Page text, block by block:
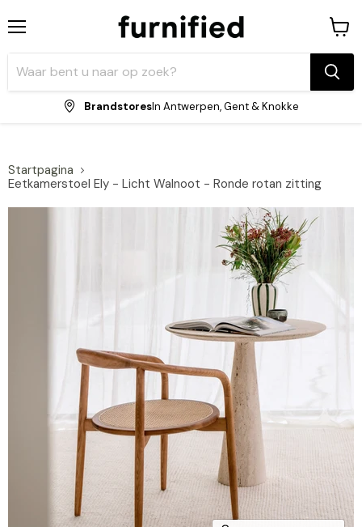
BrandstoresIn Antwerpen, Gent & Knokke
Startpagina
Eetkamerstoel Ely - Licht Walnoot - Ronde rotan zitting